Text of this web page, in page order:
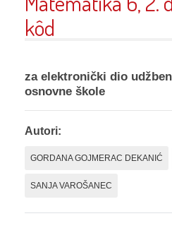
kôd
za elektronički dio
osnovne škole
Autori:
GORDANA GOJMERAC DEKANIĆ
SANJA VAROŠANEC